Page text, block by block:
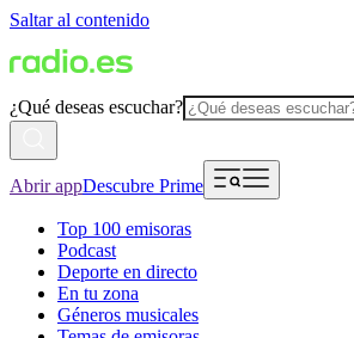
Saltar al contenido
¿Qué deseas escuchar?
Abrir appDescubre Prime
Top 100 emisoras
Podcast
Deporte en directo
En tu zona
Géneros musicales